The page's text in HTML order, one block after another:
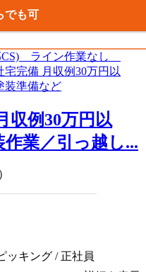
でも可
収例30万円以
業／引っ越し...
ッキング / 正社員